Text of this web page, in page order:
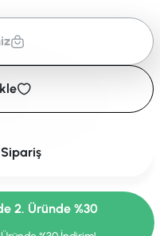
2. Üründe %30